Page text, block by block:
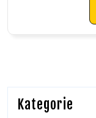
Kategorie